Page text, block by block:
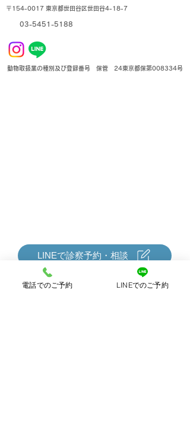
〒154-0017 東京都世田谷区世田谷4-18-7
03-5451-5188
動物取扱業の種別及び登録番号 保管 24東京都保第008334号
LINEで診察予約・相談
診療時間 月 火 水 木 金 土 日
電話でのご予約 LINEでのご予約